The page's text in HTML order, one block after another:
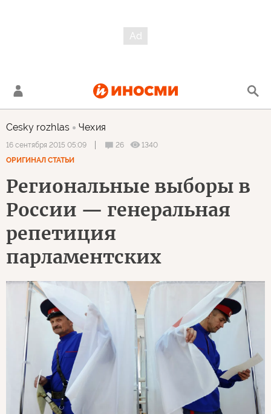
Cesky rozhlas Чехия
16 сентября 2015 05:09 26
1340
ОРИГИНАЛ СТАТЬИ
Региональные выборы в
России — генеральная
репетиция
парламентских